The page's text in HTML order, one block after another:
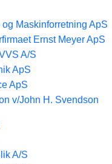
og Maskinforretning ApS
Ernst Meyer ApS
A/S
ApS
ApS
v/John H. Svendson
A/S